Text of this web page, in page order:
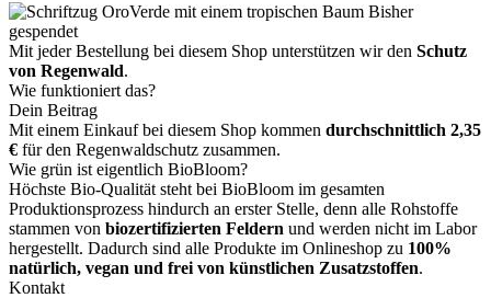
Bisher
gespendet
Mit jeder Bestellung bei diesem Shop unterstützen wir den Schutz
von Regenwald.
Wie funktioniert das?
Dein Beitrag
Mit einem Einkauf bei diesem Shop kommen durchschnittlich 2,35
€ für den Regenwaldschutz zusammen.
Wie grün ist eigentlich BioBloom?
Höchste Bio-Qualität steht bei BioBloom im gesamten
Produktionsprozess hindurch an erster Stelle, denn alle Rohstoffe
stammen von biozertifizierten Feldern und werden nicht im Labor
hergestellt. Dadurch sind alle Produkte im Onlineshop zu 100%
natürlich, vegan und frei von künstlichen Zusatzstoffen.
Kontakt